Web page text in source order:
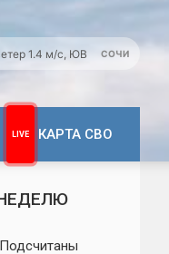
1.4 м/с, ЮВ СОЧИ
КАРТА СВО
Подсчитаны